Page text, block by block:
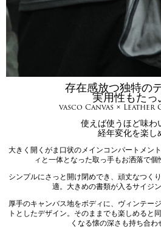
存在感放つ独特の
実用性もたっ
vasco Canvas × Leather
使えば使うほど味わ
経年変化を楽し
大きく開くがま口状のメインコンパートメン
ィと一体となった取っ手もお洒落で個
シンプルにさっと開け閉めでき、頑丈なつく
適。大きめの書類が入るサイジ
厚手のキャンバス地をボディに、ヴィンテー
トとしたデザイン。そのままでも楽しめると
くなる懐の深さも持ち合わ